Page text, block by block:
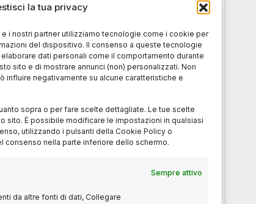
la tua privacy
i nostri partner utilizziamo tecnologie come i cookie per
del dispositivo. Il consenso a queste tecnologie
dati personali come il comportamento durante
sito e di mostrare annunci (non) personalizzati. Non
influire negativamente su alcune caratteristiche e
sopra o per fare scelte dettagliate. Le tue scelte
sito. È possibile modificare le impostazioni in qualsiasi
utilizzando i pulsanti della Cookie Policy o
consenso nella parte inferiore dello schermo.
Sempre attivo
da altre fonti di dati, Collegare
logica spietata. Grant utilizza con
la gestualità raffinata –
la miglior interpretazione della sua
inglese.
gotico contemporaneo
inquietante e sofisticata di Chung
in film comeOld BoyeLady Vendetta
lentamente in claustrofobiche
di minaccia latente. In questo senso,
non deve morire o l’atmosfera malata e